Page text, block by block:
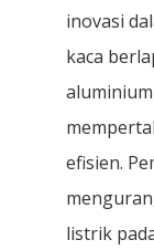
inovasi
kaca
efisien.
listrik